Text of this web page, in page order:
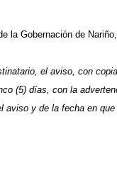
la Gobernación de
el aviso, con
(5) días, con la
y de la fecha en